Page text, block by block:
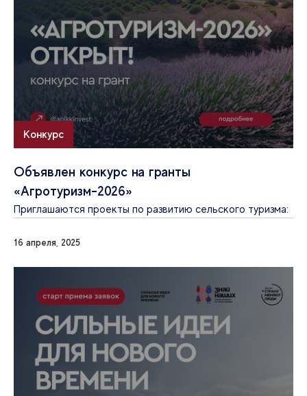
Конкурс
Объявлен конкурс на гранты
«Агротуризм-2026»
Приглашаются проекты по развитию сельского туризма:
16 апреля, 2025